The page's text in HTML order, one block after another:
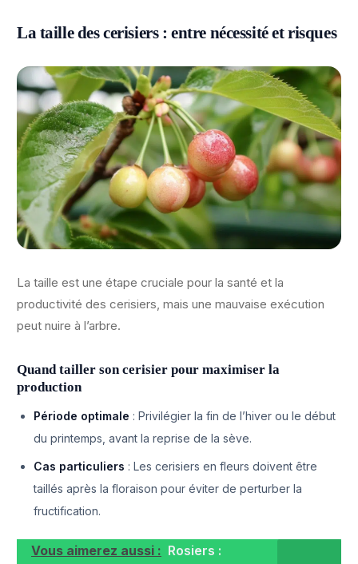
La taille des cerisiers : entre nécessité et risques
La taille est une étape cruciale pour la santé et la
productivité des cerisiers, mais une mauvaise exécution
peut nuire à l’arbre.
Quand tailler son cerisier pour maximiser la
production
Période optimale : Privilégier la fin de l’hiver ou le début
du printemps, avant la reprise de la sève.
Cas particuliers : Les cerisiers en fleurs doivent être
taillés après la floraison pour éviter de perturber la
fructification.
Vous aimerez aussi : Rosiers :